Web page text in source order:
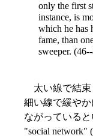
only the first
instance, is
which he has
fame, than
sweeper.
太い線で結束
細い線で緩や
ながっている
"social network"